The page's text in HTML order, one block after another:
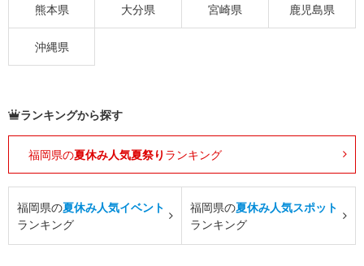
熊本県 大分県 宮崎県 鹿児島県
沖縄県
ランキングから探す
福岡県の夏休み人気夏祭り ランキング
福岡県の夏休み人気イベント
ランキング
福岡県の夏休み人気スポット
ランキング